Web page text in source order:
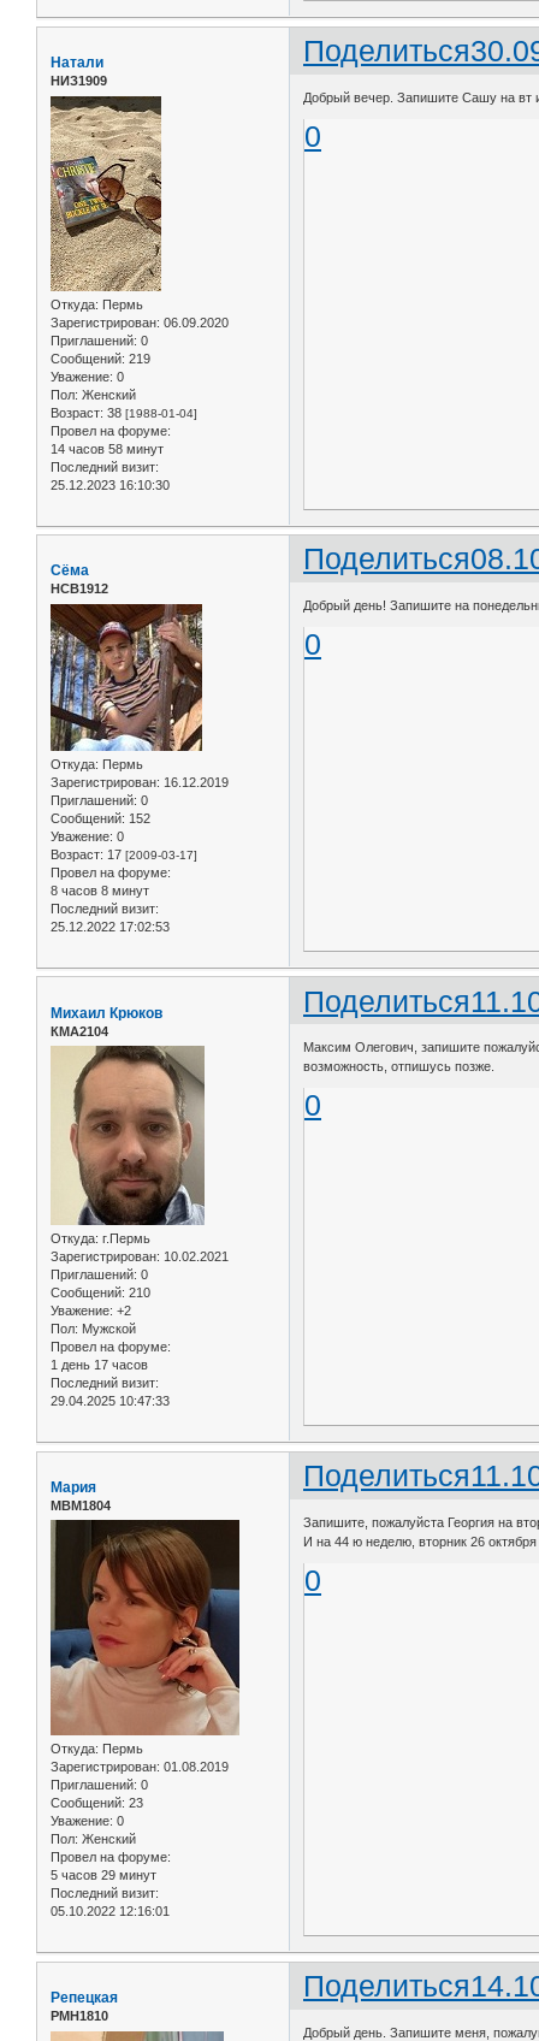
Поделиться
Натали
НИЗ1909
Откуда: Пермь
Зарегистрирован: 06.09.2020
Приглашений: 0
Сообщений: 219
Уважение: 0
Пол: Женский
Возраст: 38 [1988-01-04]
Провел на форуме:
14 часов 58 минут
Последний визит:
25.12.2023 16:10:30
Добрый вечер. Запишите Сашу на вт
0
Поделиться
Сёма
НСВ1912
Откуда: Пермь
Зарегистрирован: 16.12.2019
Приглашений: 0
Сообщений: 152
Уважение: 0
Возраст: 17 [2009-03-17]
Провел на форуме:
8 часов 8 минут
Последний визит:
25.12.2022 17:02:53
Добрый день! Запишите на
0
Поделиться
Михаил Крюков
КМА2104
Откуда: г.Пермь
Зарегистрирован: 10.02.2021
Приглашений: 0
Сообщений: 210
Уважение: +2
Пол: Мужской
Провел на форуме:
1 день 17 часов
Последний визит:
29.04.2025 10:47:33
Максим Олегович, запишите
возможность, отпишусь позже.
0
Поделиться
Мария
МВМ1804
Откуда: Пермь
Зарегистрирован: 01.08.2019
Приглашений: 0
Сообщений: 23
Уважение: 0
Пол: Женский
Провел на форуме:
5 часов 29 минут
Последний визит:
05.10.2022 12:16:01
Запишите, пожалуйста Георгия на
И на 44 ю неделю, вторник 26
0
Поделиться
Репецкая
РМН1810
Добрый день. Запишите меня,